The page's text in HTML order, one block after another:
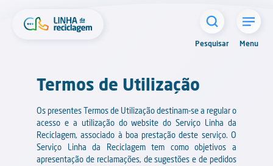
Pesquise o seu município e saiba quais os números
seguintes situações:
Incêndios em instalações, contentores ou viaturas
de recolha de resíduos.
Termos de Utilização
Os presentes Termos de Utilização destinam-se a regular o
acesso e a utilização do website do Serviço Linha da
Reciclagem, associado à boa prestação deste serviço. O
Serviço Linha da Reciclagem tem como objetivos a
apresentação de reclamações, de sugestões e de pedidos